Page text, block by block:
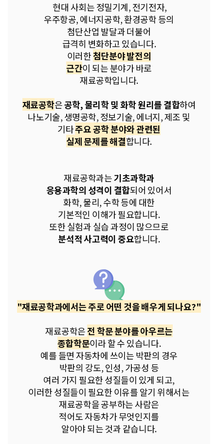
현대 사회는 정밀기계, 전기전자,
우주항공, 에너지공학, 환경공학 등의
첨단산업 발달과 더불어
급격히 변화하고 있습니다.
이러한첨단분야 발전의
근간이 되는 분야가 바로
재료공학입니다.
재료공학은공학, 물리학 및 화학 원리를 결합하여
나노기술, 생명공학, 정보기술, 에너지, 제조 및
기타주요 공학 분야와 관련된
실제 문제를 해결합니다.
재료공학과는기초과학과
응용과학의 성격이 결합되어 있어서
화학, 물리, 수학 등에 대한
기본적인 이해가 필요합니다.
또한 실험과 실습 과정이 많으므로
분석적 사고력이 중요합니다.
"재료공학과에서는 주로 어떤 것을 배우게 되나요?"
재료공학은전 학문 분야를 아우르는
종합학문이라 할 수 있습니다.
예를 들면 자동차에 쓰이는 박판의 경우
박판의 강도, 인성, 가공성 등
여러 가지 필요한 성질들이 있게 되고,
이러한 성질들이 필요한 이유를 알기 위해서는
재료공학을 공부하는 사람은
적어도 자동차가 무엇인지를
알아야 되는 것과 같습니다.